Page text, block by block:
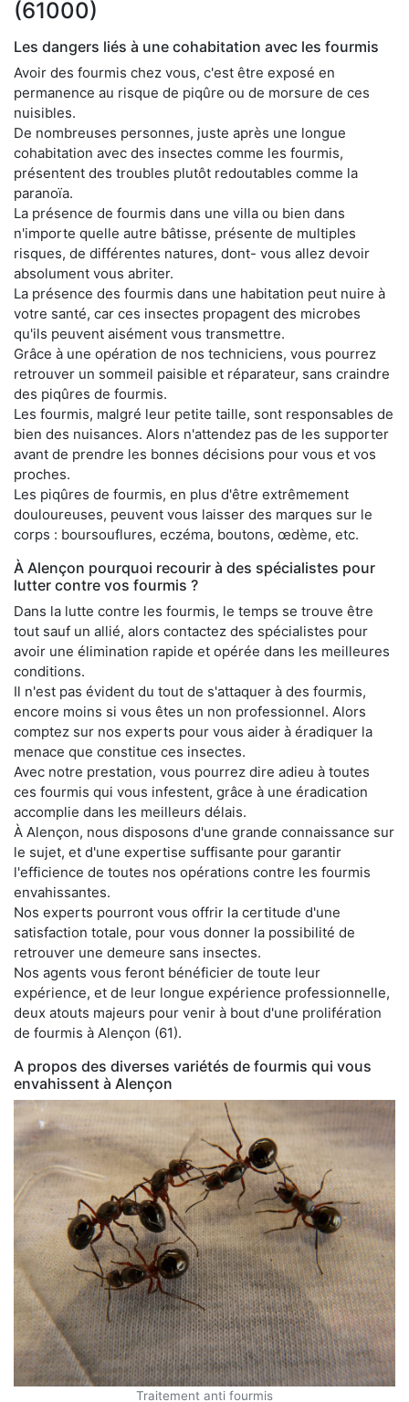
(61000)
Les dangers liés à une cohabitation avec les fourmis
Avoir des fourmis chez vous, c'est être exposé en
permanence au risque de piqûre ou de morsure de ces
nuisibles.
De nombreuses personnes, juste après une longue
cohabitation avec des insectes comme les fourmis,
présentent des troubles plutôt redoutables comme la
paranoïa.
La présence de fourmis dans une villa ou bien dans
n'importe quelle autre bâtisse, présente de multiples
risques, de différentes natures, dont- vous allez devoir
absolument vous abriter.
La présence des fourmis dans une habitation peut nuire à
votre santé, car ces insectes propagent des microbes
qu'ils peuvent aisément vous transmettre.
Grâce à une opération de nos techniciens, vous pourrez
retrouver un sommeil paisible et réparateur, sans craindre
des piqûres de fourmis.
Les fourmis, malgré leur petite taille, sont responsables de
bien des nuisances. Alors n'attendez pas de les supporter
avant de prendre les bonnes décisions pour vous et vos
proches.
Les piqûres de fourmis, en plus d'être extrêmement
douloureuses, peuvent vous laisser des marques sur le
corps : boursouflures, eczéma, boutons, œdème, etc.
À Alençon pourquoi recourir à des spécialistes pour
lutter contre vos fourmis ?
Dans la lutte contre les fourmis, le temps se trouve être
tout sauf un allié, alors contactez des spécialistes pour
avoir une élimination rapide et opérée dans les meilleures
conditions.
Il n'est pas évident du tout de s'attaquer à des fourmis,
encore moins si vous êtes un non professionnel. Alors
comptez sur nos experts pour vous aider à éradiquer la
menace que constitue ces insectes.
Avec notre prestation, vous pourrez dire adieu à toutes
ces fourmis qui vous infestent, grâce à une éradication
accomplie dans les meilleurs délais.
À Alençon, nous disposons d'une grande connaissance sur
le sujet, et d'une expertise suffisante pour garantir
l'efficience de toutes nos opérations contre les fourmis
envahissantes.
Nos experts pourront vous offrir la certitude d'une
satisfaction totale, pour vous donner la possibilité de
retrouver une demeure sans insectes.
Nos agents vous feront bénéficier de toute leur
expérience, et de leur longue expérience professionnelle,
deux atouts majeurs pour venir à bout d'une prolifération
de fourmis à Alençon (61).
A propos des diverses variétés de fourmis qui vous
envahissent à Alençon
Traitement anti fourmis